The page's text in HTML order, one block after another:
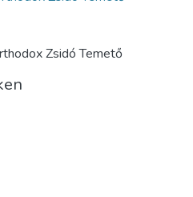
Zsidó Temető